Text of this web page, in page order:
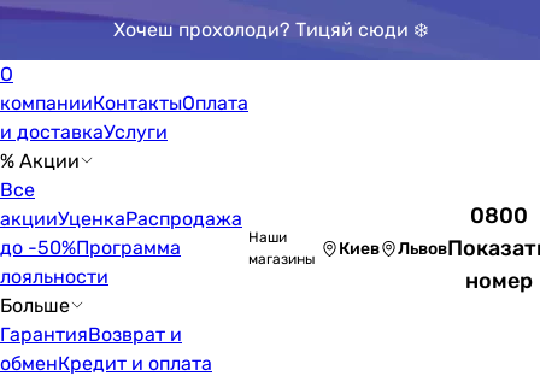
Хочеш прохолоди? Тицяй сюди ❄️
О
компанииКонтактыОплата
и доставкаУслуги
% Акции
Все
акцииУценкаРаспродажа
до -50%Программа
лояльности
Больше
ГарантияВозврат и
обменКредит и оплата
Наши
магазины
Киев Львов
0800
номер